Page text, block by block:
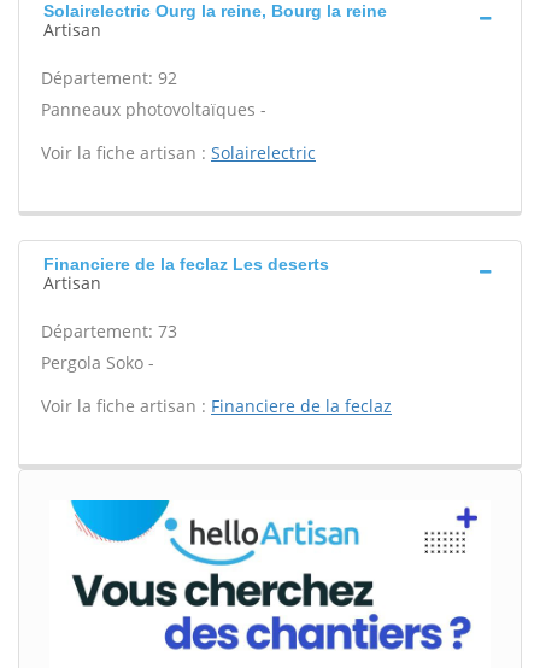
Solairelectric Ourg la reine, Bourg la reine
Artisan
Département: 92
Panneaux photovoltaïques -
Voir la fiche artisan : Solairelectric
Financiere de la feclaz Les deserts
Artisan
Département: 73
Pergola Soko -
Voir la fiche artisan : Financiere de la feclaz